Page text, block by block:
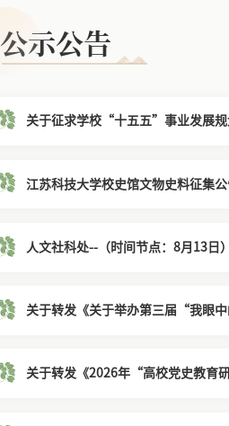
公示公告
关于征求学校“十五五”事业发展规
江苏科技大学校史馆文物史料征集公
人文社科处--（时间节点：8月13日
关于转发《关于举办第三届“我眼
关于转发《2026年“高校党史教育